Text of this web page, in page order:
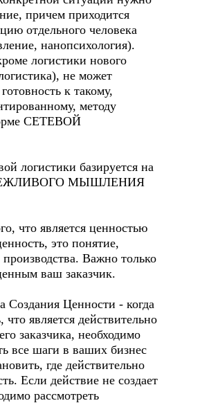
причем приходится
отдельного человека
нанопсихология).
логистики нового
не может
к такому,
методу
СЕТЕВОЙ
логистики базируется на
МЫШЛЕНИЯ
что является ценностью
это понятие,
Важно только
ваш заказчик.
Создания Ценности - когда
что является действительно
заказчика, необходимо
все шаги в ваших бизнес
где действительно
Если действие не создает
рассмотреть